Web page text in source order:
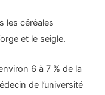
les céréales
et le seigle.
6 à 7 % de la
de l’université